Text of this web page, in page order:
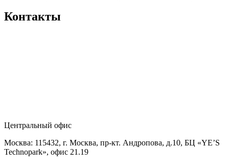
Контакты
Центральный офис
Москва: 115432, г. Москва, пр-кт. Андропова, д.10, БЦ «YE’S
Technopark», офис 21.19